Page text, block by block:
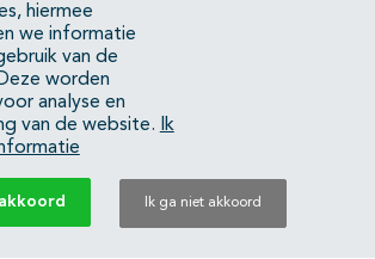
Specialisten:40483480
hiermee
we informatie
van de
worden
analyse en
van de website.
Ik
Ik ga niet akkoord